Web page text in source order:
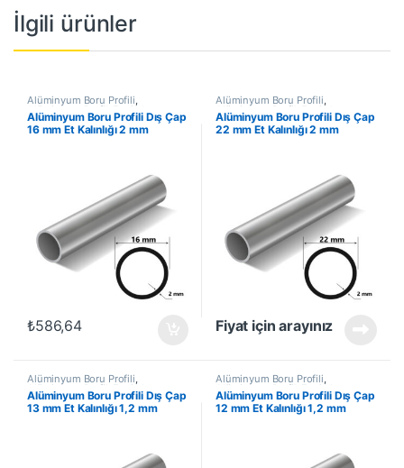
İlgili ürünler
Alüminyum Boru Profili,
Alüminyum Profil En Çok
Satanlar,İndirimli Ürünler
Alüminyum Boru Profili Dış Çap
16 mm Et Kalınlığı 2 mm
₺586,64
Alüminyum Boru Profili,
Alüminyum Profil En Çok
Satanlar,İndirimli Ürünler
Alüminyum Boru Profili Dış Çap
22 mm Et Kalınlığı 2 mm
Fiyat için arayınız
Alüminyum Boru Profili,
Alüminyum Profil En Çok
Satanlar,İndirimli Ürünler
Alüminyum Boru Profili Dış Çap
13 mm Et Kalınlığı 1,2 mm
Alüminyum Boru Profili,
Alüminyum Profil En Çok
Satanlar,İndirimli Ürünler
Alüminyum Boru Profili Dış Çap
12 mm Et Kalınlığı 1,2 mm